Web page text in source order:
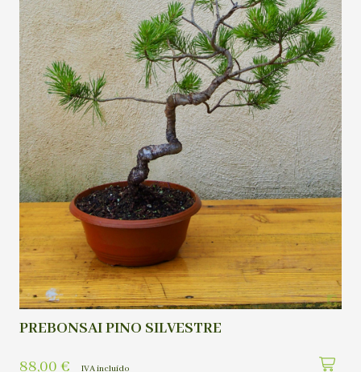
PREBONSAI PINO SILVESTRE
88,00 € IVA incluído